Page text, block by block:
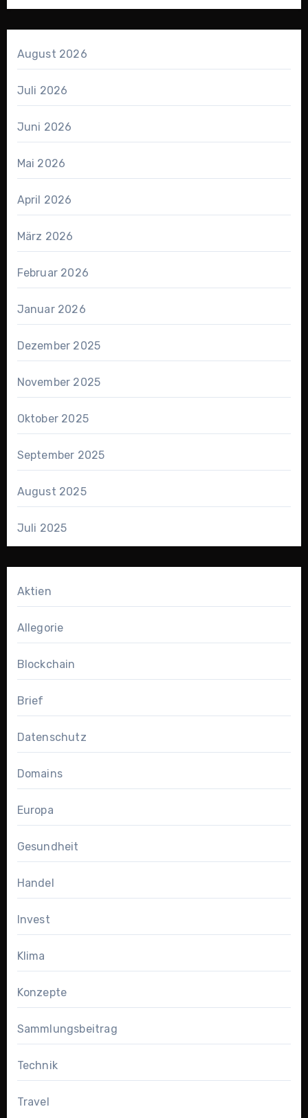
August 2026
Juli 2026
Juni 2026
Mai 2026
April 2026
März 2026
Februar 2026
Januar 2026
Dezember 2025
November 2025
Oktober 2025
September 2025
August 2025
Juli 2025
Aktien
Allegorie
Blockchain
Brief
Datenschutz
Domains
Europa
Gesundheit
Handel
Invest
Klima
Konzepte
Sammlungsbeitrag
Technik
Travel